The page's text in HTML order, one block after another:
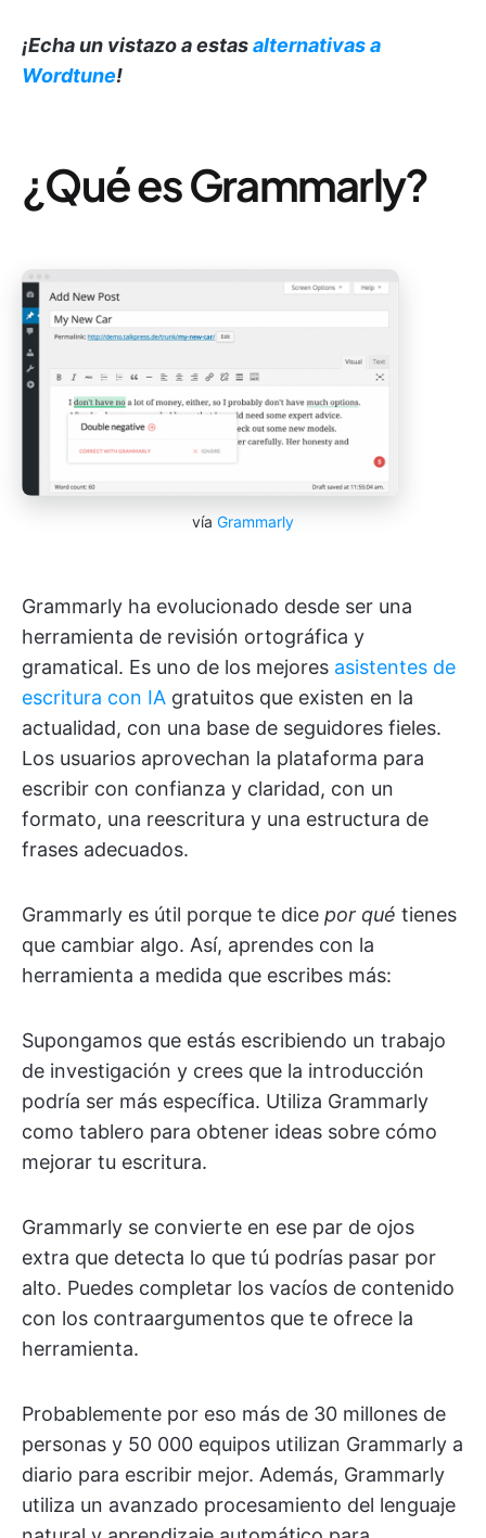
¡Echa un vistazo a estasalternativas a
Wordtune!
¿Qué es Grammarly?
vía Grammarly
Grammarly ha evolucionado desde ser una
herramienta de revisión ortográfica y
gramatical. Es uno de los mejores asistentes de
escritura con IA gratuitos que existen en la
actualidad, con una base de seguidores fieles.
Los usuarios aprovechan la plataforma para
escribir con confianza y claridad, con un
formato, una reescritura y una estructura de
frases adecuados.
Grammarly es útil porque te dice por qué tienes
que cambiar algo. Así, aprendes con la
herramienta a medida que escribes más:
Supongamos que estás escribiendo un trabajo
de investigación y crees que la introducción
podría ser más específica. Utiliza Grammarly
como tablero para obtener ideas sobre cómo
mejorar tu escritura.
Grammarly se convierte en ese par de ojos
extra que detecta lo que tú podrías pasar por
alto. Puedes completar los vacíos de contenido
con los contraargumentos que te ofrece la
herramienta.
Probablemente por eso más de 30 millones de
personas y 50 000 equipos utilizan Grammarly a
diario para escribir mejor. Además, Grammarly
utiliza un avanzado procesamiento del lenguaje